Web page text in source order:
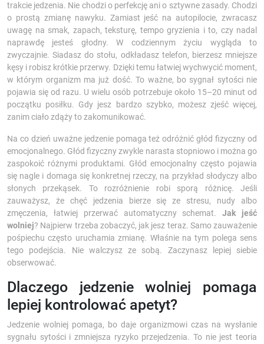
trakcie jedzenia. Nie chodzi o perfekcję ani o sztywne zasady. Chodzi
o prostą zmianę nawyku. Zamiast jeść na autopilocie, zwracasz
uwagę na smak, zapach, teksturę, tempo gryzienia i to, czy nadal
naprawdę jesteś głodny. W codziennym życiu wygląda to
zwyczajnie. Siadasz do stołu, odkładasz telefon, bierzesz mniejsze
kęsy i robisz krótkie przerwy. Dzięki temu łatwiej wychwycić moment,
w którym organizm ma już dość. To ważne, bo sygnał sytości nie
pojawia się od razu. U wielu osób potrzebuje około 15–20 minut od
początku posiłku. Gdy jesz bardzo szybko, możesz zjeść więcej,
zanim ciało zdąży to zakomunikować.
Na co dzień uważne jedzenie pomaga też odróżnić głód fizyczny od
emocjonalnego. Głód fizyczny zwykle narasta stopniowo i można go
zaspokoić różnymi produktami. Głód emocjonalny często pojawia
się nagle i domaga się konkretnej rzeczy, na przykład słodyczy albo
słonych przekąsek. To rozróżnienie robi sporą różnicę. Jeśli
zauważysz, że chęć jedzenia bierze się ze stresu, nudy albo
zmęczenia, łatwiej przerwać automatyczny schemat.Jak jeść
wolniej? Najpierw trzeba zobaczyć, jak jesz teraz. Samo zauważenie
pośpiechu często uruchamia zmianę. Właśnie na tym polega sens
tego podejścia. Nie walczysz ze sobą. Zaczynasz lepiej siebie
obserwować.
Dlaczego jedzenie wolniej pomaga
lepiej kontrolować apetyt?
Jedzenie wolniej pomaga, bo daje organizmowi czas na wysłanie
sygnału sytości i zmniejsza ryzyko przejedzenia. To nie jest teoria